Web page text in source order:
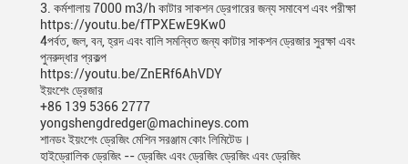
3. কর্মশালায় 7000 m3/h কাটার সাকশন ড্রেগারের জন্য সমাবেশ এবং পরীক্ষা
https://youtu.be/fTPXEwE9Kw0
4পর্বত, জল, বন, হ্রদ এবং বালি সমন্বিত জন্য কাটার সাকশন ড্রেজার সুরক্ষা এবং
পুনরুদ্ধার প্রকল্প
https://youtu.be/ZnERf6AhVDY
ইয়ংশেং ড্রেজার
+86 139 5366 2777
yongshengdredger@machineys.com
শানডং ইয়ংশেং ড্রেজিং মেশিন সরঞ্জাম কোং লিমিটেড।
হাইড্রোলিক ড্রেজিং -- ড্রেজিং এবং ড্রেজিং ড্রেজিং এবং ড্রেজিং